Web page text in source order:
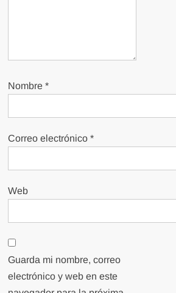
Nombre*
Correo electrónico*
Web
Guarda mi nombre, correo
electrónico y web en este